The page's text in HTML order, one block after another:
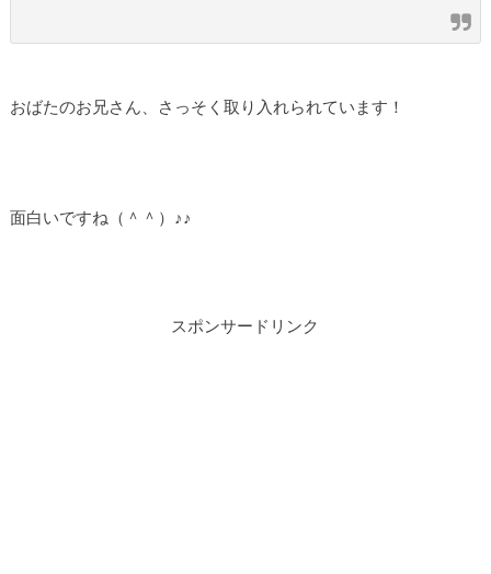
おばたのお兄さん、さっそく取り入れられています！
面白いですね（＾＾）♪♪
スポンサードリンク